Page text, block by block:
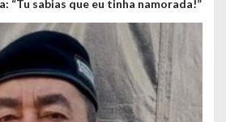
“Tu sabias que eu tinha namorada!”